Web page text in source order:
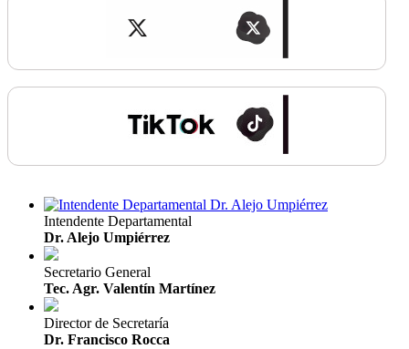
Intendente Departamental
Dr. Alejo Umpiérrez
Secretario General
Tec. Agr. Valentín Martínez
Director de Secretaría
Dr. Francisco Rocca